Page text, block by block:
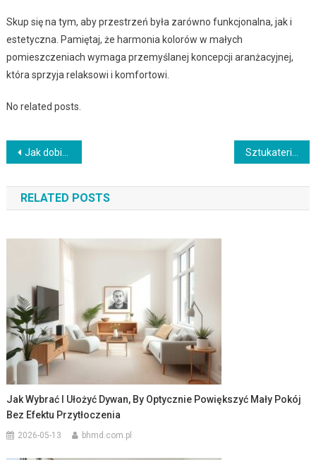
Skup się na tym, aby przestrzeń była zarówno funkcjonalna, jak i
estetyczna. Pamiętaj, że harmonia kolorów w małych
pomieszczeniach wymaga przemyślanej koncepcji aranżacyjnej,
która sprzyja relaksowi i komfortowi.
No related posts.
Nawigacja
wpisu
Jak dobierać kolor dodatków do neutralnej bazy, by wnętrze było harmonijne i ponadczasowe
RELATED POSTS
Jak Wybrać I Ułożyć Dywan, By Optycznie Powiększyć Mały Pokój
Bez Efektu Przytłoczenia
2026-05-13 bhmd.com.pl